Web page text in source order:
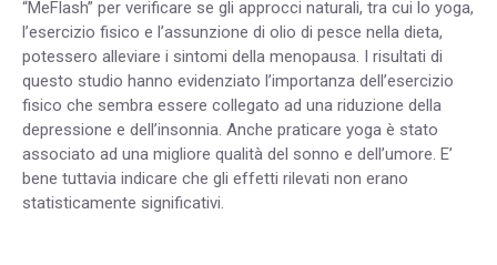
“MeFlash” per verificare se gli approcci naturali, tra cui lo yoga,
l’esercizio fisico e l’assunzione di olio di pesce nella dieta,
potessero alleviare i sintomi della menopausa. I risultati di
questo studio hanno evidenziato l’importanza dell’esercizio
fisico che sembra essere collegato ad una riduzione della
depressione e dell’insonnia. Anche praticare yoga è stato
associato ad una migliore qualità del sonno e dell’umore. E’
bene tuttavia indicare che gli effetti rilevati non erano
statisticamente significativi.